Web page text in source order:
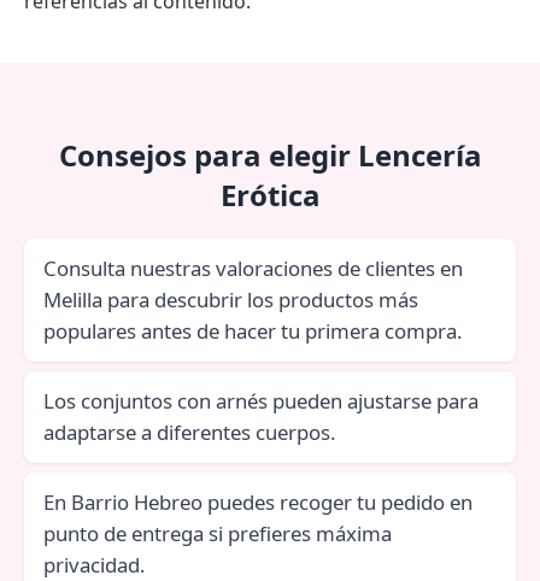
Consejos para elegir Lencería
Erótica
Consulta nuestras valoraciones de clientes en
Melilla para descubrir los productos más
populares antes de hacer tu primera compra.
Los conjuntos con arnés pueden ajustarse para
adaptarse a diferentes cuerpos.
En Barrio Hebreo puedes recoger tu pedido en
punto de entrega si prefieres máxima
privacidad.